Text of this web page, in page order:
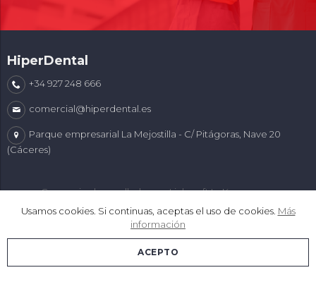
Usamos cookies. Si continuas, aceptas el uso de cookies. Más
información
ACEPTO
HiperDental
+34 927 248 666
comercial@hiperdental.es
Parque empresarial La Mejostilla - C/ Pitágoras, Nave 20
(Cáceres)
Comercio desarrollado conLinkasoft LeKommerce